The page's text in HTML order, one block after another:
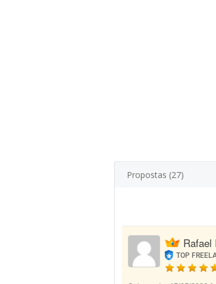
Propostas (27)
Rafael
TOP